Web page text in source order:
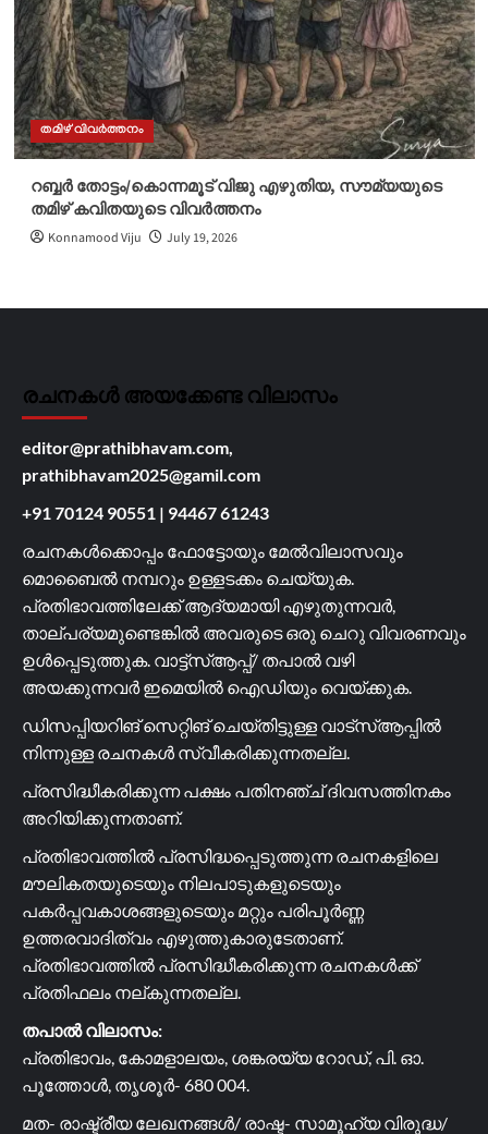
തമിഴ് വിവർത്തനം
റബ്ബർ തോട്ടം/കൊന്നമൂട് വിജു എഴുതിയ, സൗമ്യയുടെ
തമിഴ് കവിതയുടെ വിവർത്തനം
Konnamood Viju July 19, 2026
രചനകൾ അയക്കേണ്ട വിലാസം
editor@prathibhavam.com,
prathibhavam2025@gamil.com
+91 70124 90551 | 94467 61243
രചനകൾക്കൊപ്പം ഫോട്ടോയും മേൽവിലാസവും
മൊബൈൽ നമ്പറും ഉള്ളടക്കം ചെയ്യുക.
പ്രതിഭാവത്തിലേക്ക് ആദ്യമായി എഴുതുന്നവർ,
താല്പര്യമുണ്ടെങ്കിൽ അവരുടെ ഒരു ചെറു വിവരണവും
ഉൾപ്പെടുത്തുക. വാട്ട്സ്ആപ്പ്/ തപാൽ വഴി
അയക്കുന്നവർ ഇമെയിൽ ഐഡിയും വെയ്ക്കുക.
ഡിസപ്പിയറിങ് സെറ്റിങ് ചെയ്തിട്ടുള്ള വാട്സ്ആപ്പിൽ
നിന്നുള്ള രചനകൾ സ്വീകരിക്കുന്നതല്ല.
പ്രസിദ്ധീകരിക്കുന്ന പക്ഷം പതിനഞ്ച് ദിവസത്തിനകം
അറിയിക്കുന്നതാണ്.
പ്രതിഭാവത്തിൽ പ്രസിദ്ധപ്പെടുത്തുന്ന രചനകളിലെ
മൗലികതയുടെയും നിലപാടുകളുടെയും
പകർപ്പവകാശങ്ങളുടെയും മറ്റും പരിപൂർണ്ണ
ഉത്തരവാദിത്വം എഴുത്തുകാരുടേതാണ്.
പ്രതിഭാവത്തിൽ പ്രസിദ്ധീകരിക്കുന്ന രചനകൾക്ക്
പ്രതിഫലം നല്കുന്നതല്ല.
തപാൽ വിലാസം:
പ്രതിഭാവം, കോമളാലയം, ശങ്കരയ്യ റോഡ്, പി. ഓ.
പൂത്തോൾ, തൃശൂർ- 680 004.
മത- രാഷ്ട്രീയ ലേഖനങ്ങൾ/ രാഷ്ട- സാമൂഹ്യ വിരുദ്ധ/